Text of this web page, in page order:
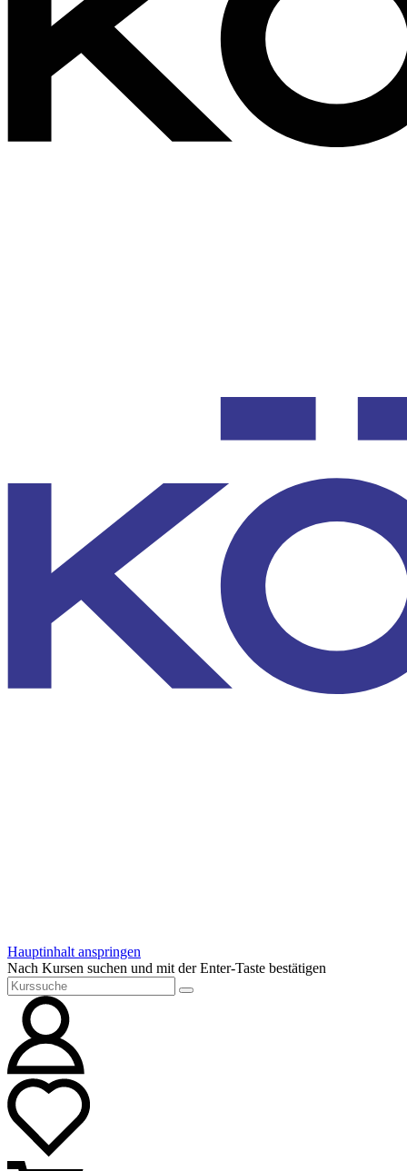
Hauptinhalt anspringen
Nach Kursen suchen und mit der Enter-Taste bestätigen